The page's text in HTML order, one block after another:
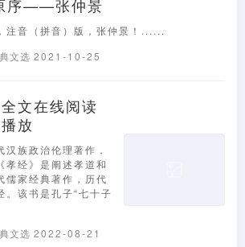
序——张仲景
注音（拼音）版，张仲景！......
文选 2021-10-25
文在线阅读
放
汉族政治伦理著作，
孝经》是阐述孝道和
儒家经典著作，历代
。该书是孔子“七十子
文选 2022-08-21